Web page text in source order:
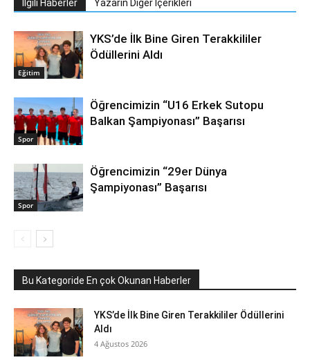
İlgili Haberler Yazarın Diğer İçerikleri
Eğitim
YKS’de İlk Bine Giren Terakkililer
Ödüllerini Aldı
Spor
Öğrencimizin “U16 Erkek Sutopu
Balkan Şampiyonası” Başarısı
Spor
Öğrencimizin “29er Dünya
Şampiyonası” Başarısı
Bu Kategoride En çok Okunan Haberler
YKS’de İlk Bine Giren Terakkililer Ödüllerini
Aldı
4 Ağustos 2026